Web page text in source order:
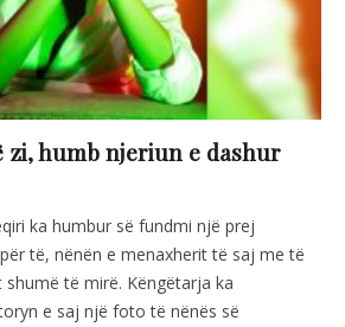
zi, humb njeriun e dashur
ka humbur së fundmi një prej
të, nënën e menaxherit të saj me të
të mirë. Këngëtarja ka
e saj një foto të nënës së